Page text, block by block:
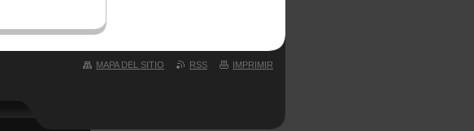
MAPA DEL SITIO RSS IMPRIMIR